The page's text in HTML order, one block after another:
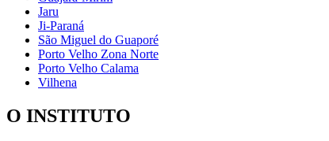
Jaru
Ji-Paraná
São Miguel do Guaporé
Porto Velho Zona Norte
Porto Velho Calama
Vilhena
O INSTITUTO